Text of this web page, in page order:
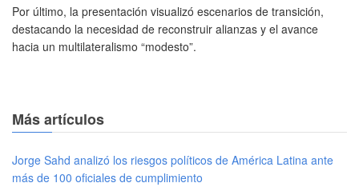
Por último, la presentación visualizó escenarios de transición,
destacando la necesidad de reconstruir alianzas y el avance
hacia un multilateralismo “modesto”.
Más artículos
Jorge Sahd analizó los riesgos políticos de América Latina ante
más de 100 oficiales de cumplimiento